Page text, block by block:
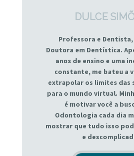
DULCE
Professora e Dentista,
Doutora em Dentística.
anos de ensino e uma
constante, me bateu a
extrapolar os limites das
para o mundo virtual.
é motivar você a
Odontologia cada dia
mostrar que tudo isso
e